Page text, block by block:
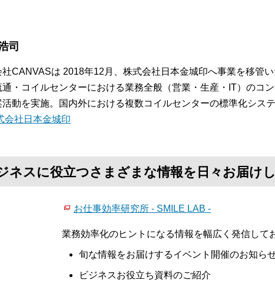
司
CANVASは 2018年12月、株式会社日本金城印へ事業を移管い
通・コイルセンターにおける業務全般（営業・生産・IT）のコ
動を実施。国内外における複数コイルセンターの標準化システ
会社日本金城印
ネスに役立つさまざまな情報を日々お届け
お仕事効率研究所 - SMILE LAB -
業務効率化のヒントになる情報を幅広く発信して
旬な情報をお届けするイベント開催のお知ら
ビジネスお役立ち資料のご紹介